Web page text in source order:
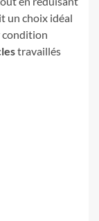
un choix idéal
condition
travaillés